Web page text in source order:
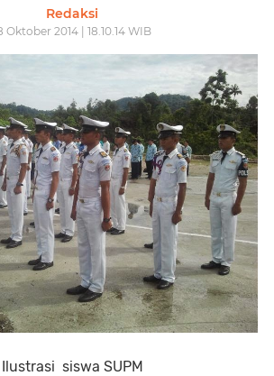
Redaksi
Oktober 2014 | 18.10.14 WIB
Ilustrasi siswa SUPM